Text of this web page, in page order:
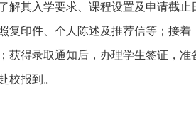
解其入学要求、课程设置及申请截止
复印件、个人陈述及推荐信等；接着
获得录取通知后，办理学生签证，准
校报到。